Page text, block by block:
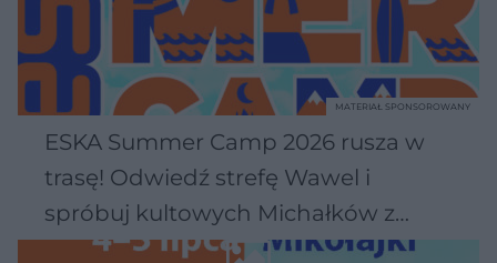
ESKA Summer Camp 2026 rusza w
trasę! Odwiedź strefę Wawel i
spróbuj kultowych Michałków z
Wawelu
MATERIAŁ SPONSOROWANY